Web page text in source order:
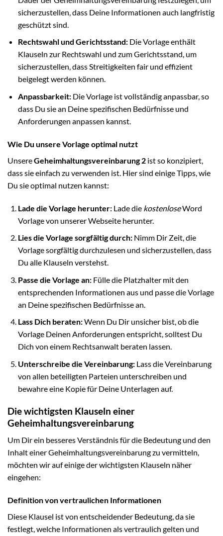
sicherzustellen, dass Deine Informationen auch langfristig
geschützt sind.
Rechtswahl und Gerichtsstand:Die Vorlage enthält
Klauseln zur Rechtswahl und zum Gerichtsstand, um
sicherzustellen, dass Streitigkeiten fair und effizient
beigelegt werden können.
Anpassbarkeit:Die Vorlage ist vollständig anpassbar, so
dass Du sie an Deine spezifischen Bedürfnisse und
Anforderungen anpassen kannst.
Wie Du unsere Vorlage optimal nutzt
UnsereGeheimhaltungsvereinbarung 2 ist so konzipiert,
dass sie einfach zu verwenden ist. Hier sind einige Tipps, wie
Du sie optimal nutzen kannst:
Lade die Vorlage herunter:Lade die kostenloseWord
Vorlage von unserer Webseite herunter.
Lies die Vorlage sorgfältig durch:Nimm Dir Zeit, die
Vorlage sorgfältig durchzulesen und sicherzustellen, dass
Du alle Klauseln verstehst.
Passe die Vorlage an:Fülle die Platzhalter mit den
entsprechenden Informationen aus und passe die Vorlage
an Deine spezifischen Bedürfnisse an.
Lass Dich beraten:Wenn Du Dir unsicher bist, ob die
Vorlage Deinen Anforderungen entspricht, solltest Du
Dich von einem Rechtsanwalt beraten lassen.
Unterschreibe die Vereinbarung:Lass die Vereinbarung
von allen beteiligten Parteien unterschreiben und
bewahre eine Kopie für Deine Unterlagen auf.
Die wichtigsten Klauseln einer
Geheimhaltungsvereinbarung
Um Dir ein besseres Verständnis für die Bedeutung und den
Inhalt einer Geheimhaltungsvereinbarung zu vermitteln,
möchten wir auf einige der wichtigsten Klauseln näher
eingehen:
Definition von vertraulichen Informationen
Diese Klausel ist von entscheidender Bedeutung, da sie
festlegt, welche Informationen als vertraulich gelten und